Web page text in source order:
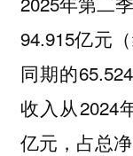
94.915亿元
同期的
收入从2024
亿元，占总净